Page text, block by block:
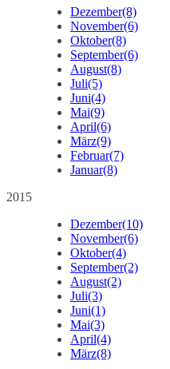
Dezember(8)
November(6)
Oktober(8)
September(6)
August(8)
Juli(5)
Juni(4)
Mai(9)
April(6)
März(9)
Februar(7)
Januar(8)
2015
Dezember(10)
November(6)
Oktober(4)
September(2)
August(2)
Juli(3)
Juni(1)
Mai(3)
April(4)
März(8)